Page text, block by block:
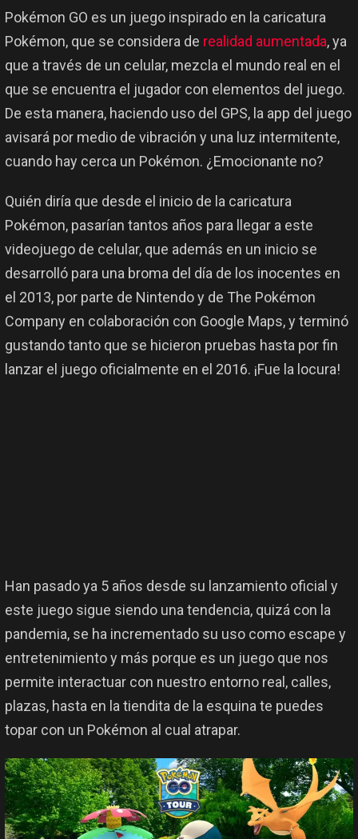
Pokémon GO es un juego inspirado en la caricatura
Pokémon, que se considera de realidad aumentada, ya
que a través de un celular, mezcla el mundo real en el
que se encuentra el jugador con elementos del juego.
De esta manera, haciendo uso del GPS, la app del juego
avisará por medio de vibración y una luz intermitente,
cuando hay cerca un Pokémon. ¿Emocionante no?
Quién diría que desde el inicio de la caricatura
Pokémon, pasarían tantos años para llegar a este
videojuego de celular, que además en un inicio se
desarrolló para una broma del día de los inocentes en
el 2013, por parte de Nintendo y de The Pokémon
Company en colaboración con Google Maps, y terminó
gustando tanto que se hicieron pruebas hasta por fin
lanzar el juego oficialmente en el 2016. ¡Fue la locura!
Han pasado ya 5 años desde su lanzamiento oficial y
este juego sigue siendo una tendencia, quizá con la
pandemia, se ha incrementado su uso como escape y
entretenimiento y más porque es un juego que nos
permite interactuar con nuestro entorno real, calles,
plazas, hasta en la tiendita de la esquina te puedes
topar con un Pokémon al cual atrapar.